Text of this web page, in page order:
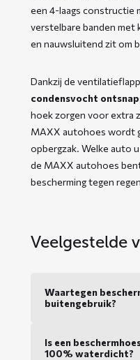
een 4-laags constructie
verstelbare banden met
en nauwsluitend zit om
Dankzij de
condensvocht
hoek zorgen voor extra
MAXX autohoes wordt
opbergzak. Welke auto
de MAXX autohoes
bescherming tegen
Veelgestelde
Waartegen
buitengebruik?
Is een
100% waterdicht?